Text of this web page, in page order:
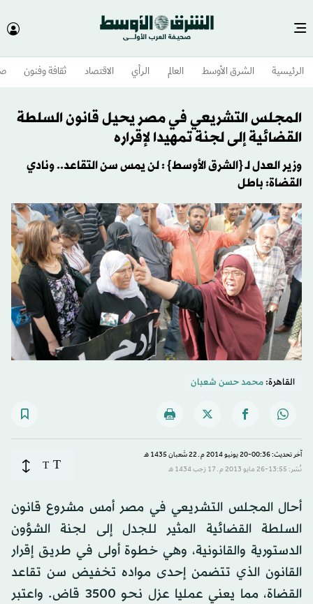
الرئيسية الشرق الأوسط​ العالم الرأي الاقتصاد ثقافة وفنون
المجلس التشريعي في مصر يحيل قانون السلطة
القضائية إلى لجنة تمهيدا لإقراره
وزير العدل لـ {الشرق الأوسط} : لن يمس سن التقاعد.. ونادي
القضاة: باطل
القاهرة:محمد حسن شعبان
آخر تحديث: 00:36-20 يونيو 2014 م ـ 22 شَعبان 1435 هـ
نُشر: 13:55-26 مايو 2013 م ـ 17 رَجب 1434 هـ
T
T
أحال المجلس التشريعي في مصر أمس مشروع قانون
السلطة القضائية المثير للجدل إلى لجنة الشؤون
الدستورية والقانونية، وهي خطوة أولى في طريق إقرار
القانون الذي تتضمن إحدى مواده تخفيض سن تقاعد
القضاة، مما يعني عمليا عزل نحو 3500 قاض. واعتبر